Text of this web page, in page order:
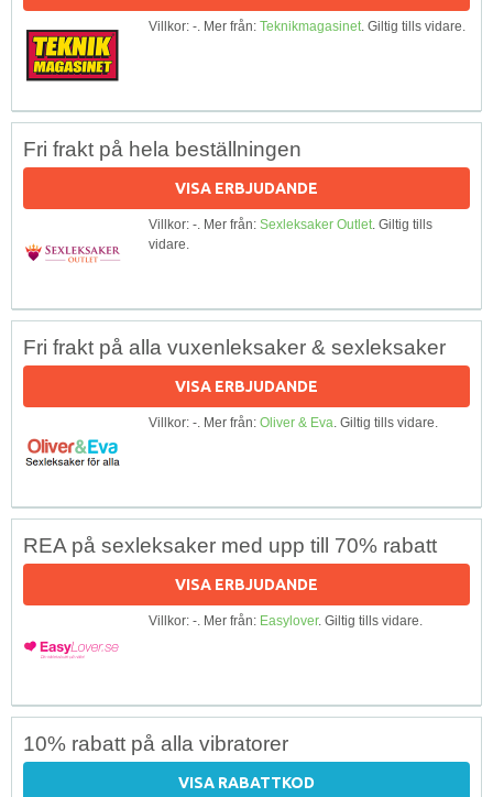
Villkor: -. Mer från: Teknikmagasinet. Giltig tills vidare.
Fri frakt på hela beställningen
VISA ERBJUDANDE
Villkor: -. Mer från: Sexleksaker Outlet. Giltig tills
vidare.
Fri frakt på alla vuxenleksaker & sexleksaker
VISA ERBJUDANDE
Villkor: -. Mer från: Oliver & Eva. Giltig tills vidare.
REA på sexleksaker med upp till 70% rabatt
VISA ERBJUDANDE
Villkor: -. Mer från: Easylover. Giltig tills vidare.
10% rabatt på alla vibratorer
VISA RABATTKOD